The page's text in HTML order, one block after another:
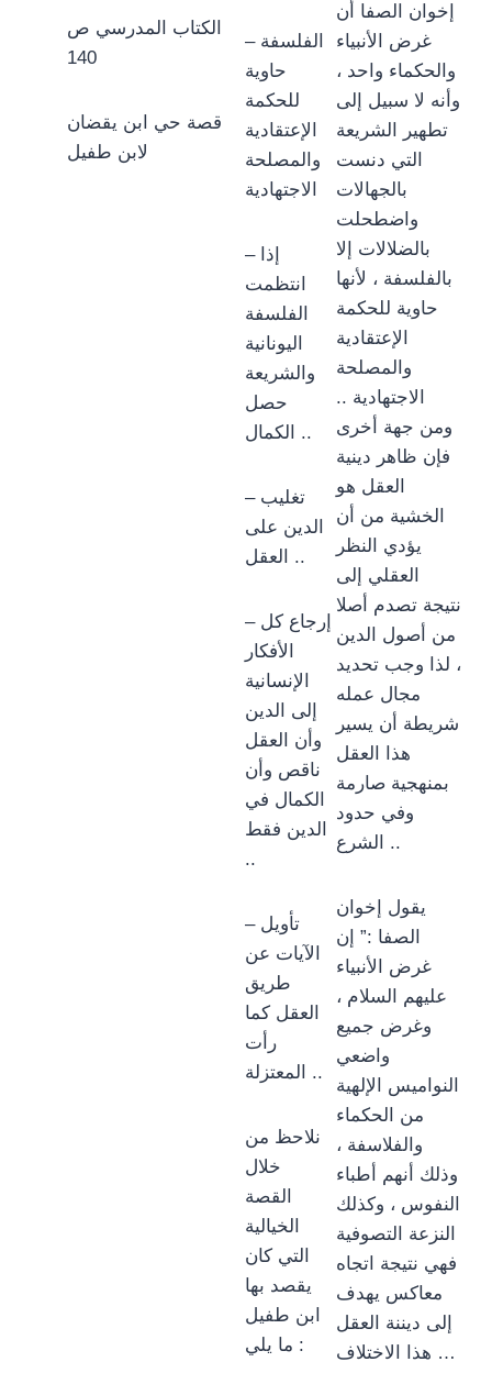
الكتاب المدرسي ص
140
قصة حي ابن يقضان
لابن طفيل
– الفلسفة
حاوية
للحكمة
الإعتقادية
والمصلحة
الاجتهادية
– إذا
انتظمت
الفلسفة
اليونانية
والشريعة
حصل
الكمال ..
– تغليب
الدين على
العقل ..
– إرجاع كل
الأفكار
الإنسانية
إلى الدين
وأن العقل
ناقص وأن
الكمال في
الدين فقط
..
– تأويل
الآيات عن
طريق
العقل كما
رأت
المعتزلة ..
نلاحظ من
خلال
القصة
الخيالية
التي كان
يقصد بها
ابن طفيل
ما يلي :
إخوان الصفا أن
غرض الأنبياء
والحكماء واحد ،
وأنه لا سبيل إلى
تطهير الشريعة
التي دنست
بالجهالات
واضطحلت
بالضلالات إلا
بالفلسفة ، لأنها
حاوية للحكمة
الإعتقادية
والمصلحة
الاجتهادية ..
ومن جهة أخرى
فإن ظاهر دينية
العقل هو
الخشية من أن
يؤدي النظر
العقلي إلى
نتيجة تصدم أصلا
من أصول الدين
، لذا وجب تحديد
مجال عمله
شريطة أن يسير
هذا العقل
بمنهجية صارمة
وفي حدود
الشرع ..
يقول إخوان
الصفا :” إن
غرض الأنبياء
عليهم السلام ،
وغرض جميع
واضعي
النواميس الإلهية
من الحكماء
والفلاسفة ،
وذلك أنهم أطباء
النفوس ، وكذلك
النزعة التصوفية
فهي نتيجة اتجاه
معاكس يهدف
إلى ديننة العقل
… هذا الاختلاف